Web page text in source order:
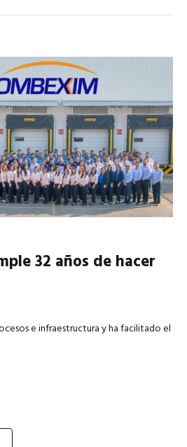
32 años de hacer
e infraestructura y ha facilitado el